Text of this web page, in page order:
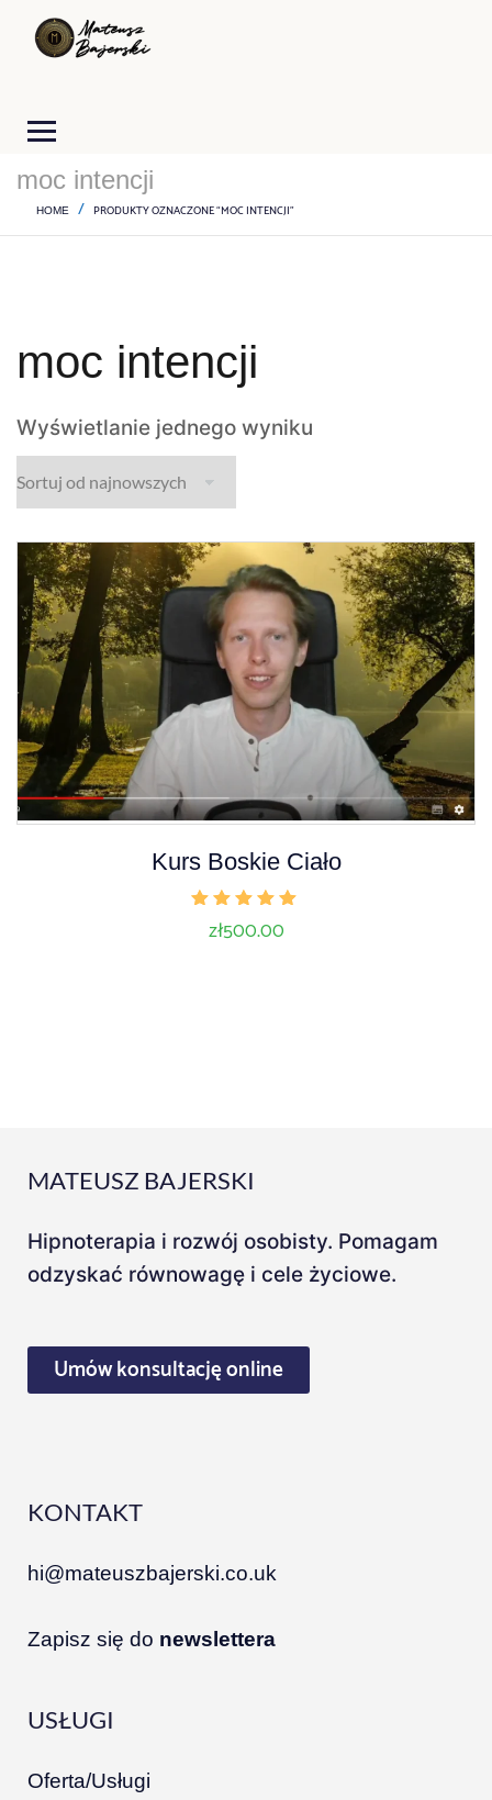
moc intencji
HOME PRODUKTY OZNACZONE “MOC INTENCJI”
moc intencji
Wyświetlanie jednego wyniku
Kurs Boskie Ciało
Oceniono
5.00
zł500.00
MATEUSZ BAJERSKI
Hipnoterapia i rozwój osobisty. Pomagam
odzyskać równowagę i cele życiowe.
Umów konsultację online
KONTAKT
hi@mateuszbajerski.co.uk
Zapisz się do newslettera
USŁUGI
Oferta/Usługi